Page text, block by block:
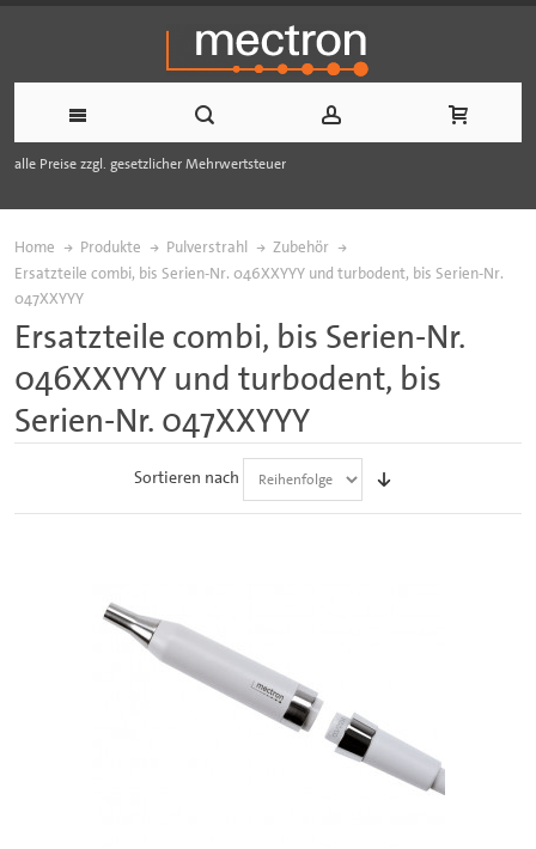
alle Preise zzgl. gesetzlicher Mehrwertsteuer
Home Produkte Pulverstrahl
Zubehör
Ersatzteile combi, bis Serien-Nr. 046XXYYY und turbodent, bis Serien-Nr.
047XXYYY
Ersatzteile combi, bis Serien-Nr.
046XXYYY und turbodent, bis
Serien-Nr. 047XXYYY
Sortieren nach